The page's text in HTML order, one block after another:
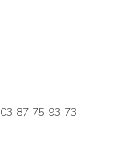
03 87 75 93 73